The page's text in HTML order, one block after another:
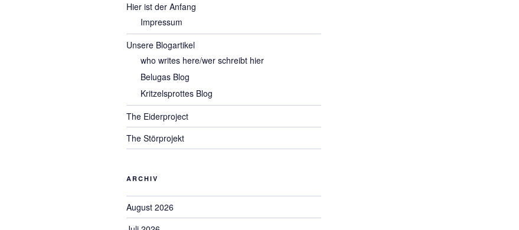
Hier ist der Anfang
Impressum
Unsere Blogartikel
who writes here/wer schreibt hier
Belugas Blog
Kritzelsprottes Blog
The Eiderproject
The Störprojekt
ARCHIV
August 2026